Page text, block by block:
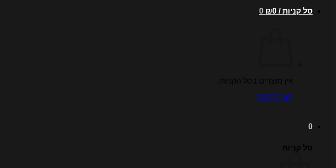
סל קניות / ₪0
0
אין מוצרים בסל הקניות.
חזור לחנות
0
סל קניות